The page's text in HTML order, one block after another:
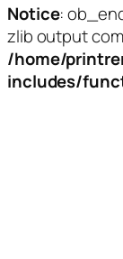
Notice:
zlib output
/home/
includes/